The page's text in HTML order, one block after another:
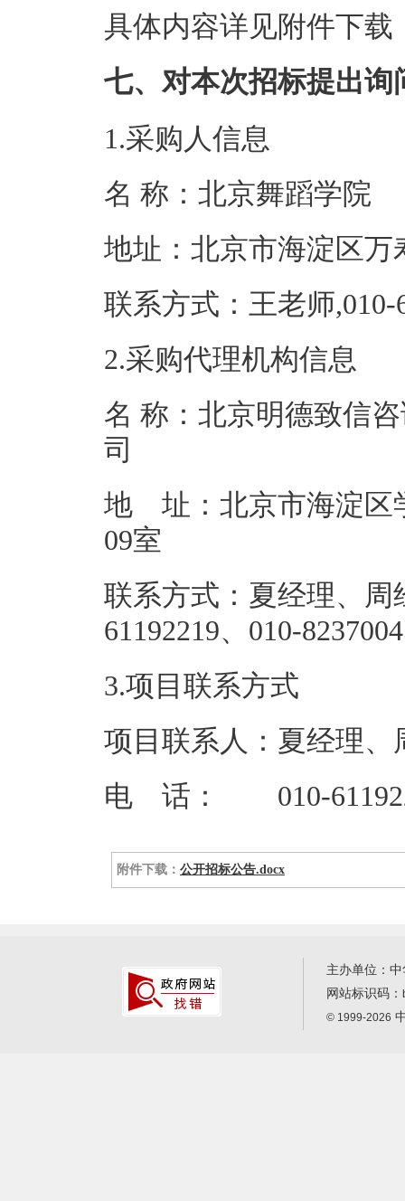
具体内容详见附件下载
七、对本次招标提出
1.采购人信息
名 称：北京舞
地址：北京市
联系方式：王老
2.采购代理机构信息
名 称：北京明德致信
地 址：北京市海淀区
09
联系方式：夏经理、周
61192219
3.项目联系方式
项目联系人：夏经理
电 话： 010-
附件下载： 公开招标公告.docx
主办单位：
网站标识码：
© 1999-2026